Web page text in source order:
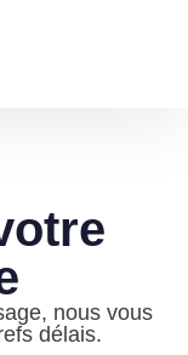
nous vous
délais.